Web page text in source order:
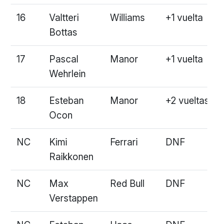
16
Valtteri
Bottas
Williams +1 vuelta
17
Pascal
Wehrlein
Manor +1 vuelta
18
Esteban
Ocon
Manor +2 vueltas
NC
Kimi
Raikkonen
Ferrari DNF
NC
Max
Verstappen
Red Bull DNF